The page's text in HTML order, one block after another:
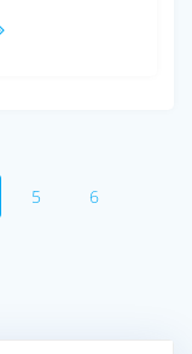
Sayfa
5 Sayfa
6